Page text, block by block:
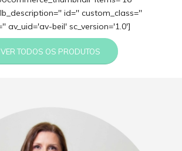
id='' custom_class=''
av_uid='av-beil' sc_version='1.0']
VER TODOS OS PRODUTOS